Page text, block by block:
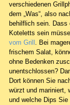
verschiedenen
dem „Was“, also
behilflich sein.
Koteletts sein
vom Grill . Bei
frischem Salat,
ohne Bedenken
unentschlossen?
Dort können Sie
würzt und mariniert,
und welche Dips